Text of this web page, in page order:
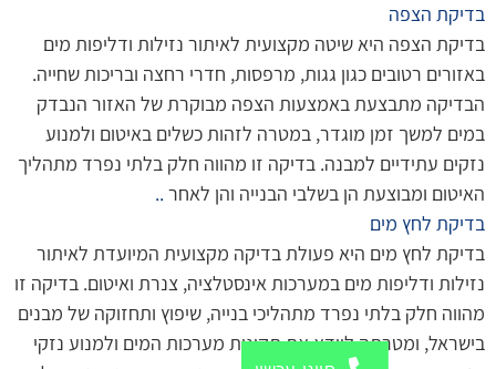
בדיקת הצפה
בדיקת הצפה היא שיטה מקצועית לאיתור נזילות ודליפות מים
באזורים רטובים כגון גגות, מרפסות, חדרי רחצה ובריכות שחייה.
הבדיקה מתבצעת באמצעות הצפה מבוקרת של האזור הנבדק
במים למשך זמן מוגדר, במטרה לזהות כשלים באיטום ולמנוע
נזקים עתידיים למבנה. בדיקה זו מהווה חלק בלתי נפרד מתהליך
האיטום ומבוצעת הן בשלבי הבנייה והן לאחר ..
בדיקת לחץ מים
בדיקת לחץ מים היא פעולת בדיקה מקצועית המיועדת לאיתור
נזילות ודליפות מים במערכות אינסטלציה, צנרת ואיטום. בדיקה זו
מהווה חלק בלתי נפרד מתהליכי בנייה, שיפוץ ותחזוקה של מבנים
בישראל, ומטרתה לוודא את תקינות מערכות המים ולמנוע נזקי